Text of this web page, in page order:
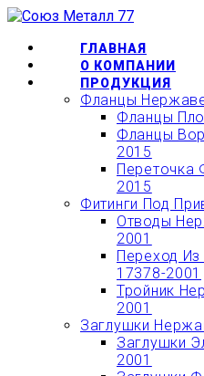
Перейти
содержимомуГЛАВНАЯ
О КОМПАНИИ
ПРОДУКЦИЯ
Фланцы
Фланцы
Фланцы
2015
Переточка
2015
Фитинги Под
Отводы
2001
Переход
17378-2001
Тройник
2001
Заглушки
Заглушки
2001
ОФОРМИТЬ
ЗАКАЗ ИЛИ
ТОВАР ОНЛАЙН